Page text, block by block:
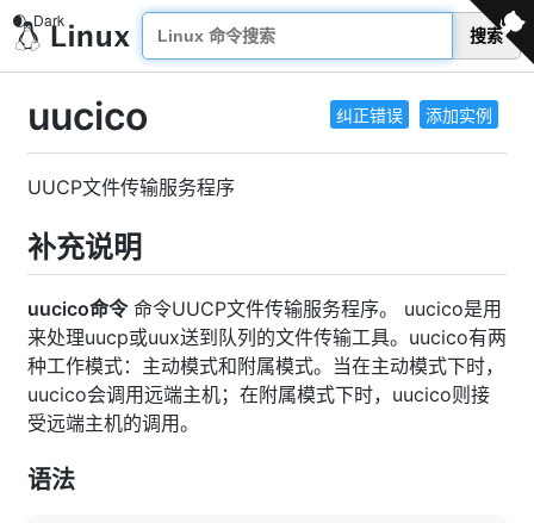
搜索
纠正错误 添加实例
uucico
UUCP文件传输服务程序
补充说明
uucico命令命令UUCP文件传输服务程序。 uucico是用
来处理uucp或uux送到队列的文件传输工具。uucico有两
种工作模式：主动模式和附属模式。当在主动模式下时，
uucico会调用远端主机；在附属模式下时，uucico则接
受远端主机的调用。
语法